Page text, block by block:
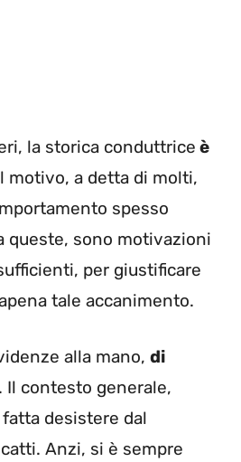
la storica conduttrice è
motivo, a detta di molti,
spesso
queste, sono motivazioni
per giustificare
tale accanimento.
alla mano, di
. Il contesto generale,
desistere dal
Anzi, si è sempre